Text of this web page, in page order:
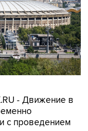
- Движение в
с проведением
департаменте